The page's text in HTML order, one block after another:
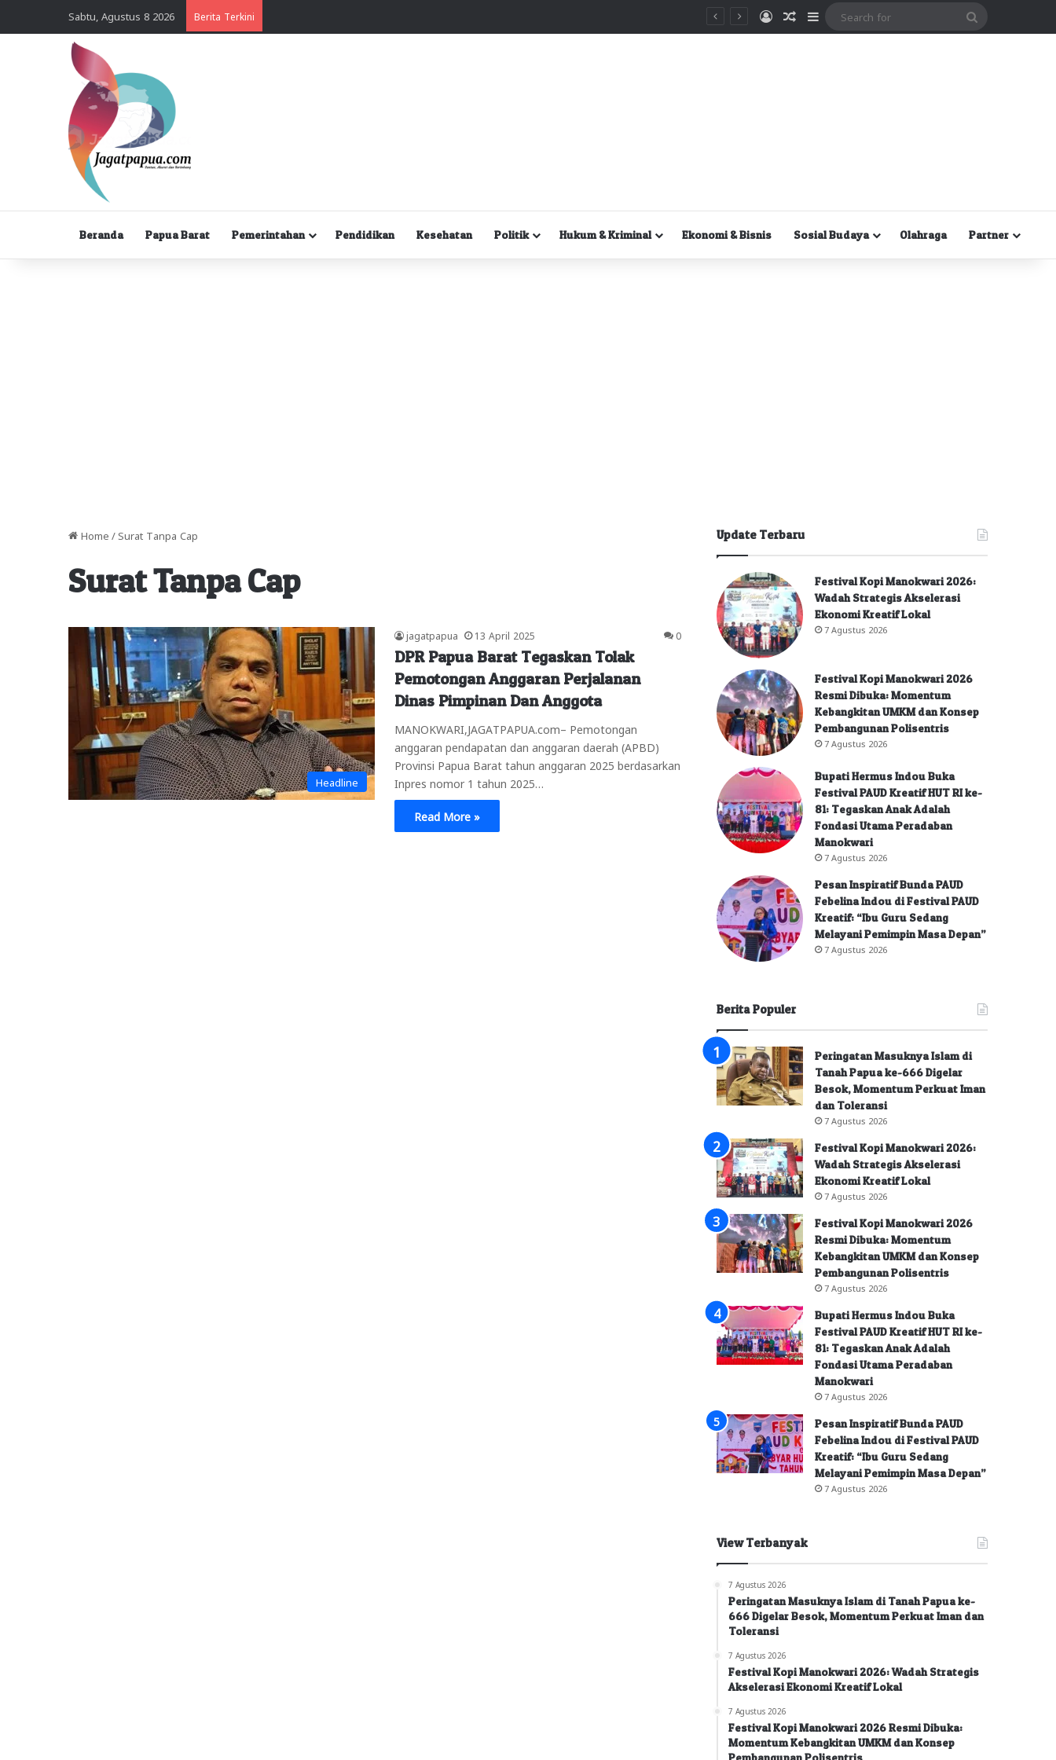
Sabtu, Agustus 8 2026 Berita Terkini MasukRandom Article
Sidebar
Beranda Papua Barat Pemerintahan Pendidikan Kesehatan Politik Hukum & Kriminal Ekonomi & Bisnis Sosial Budaya Olahraga Partner
Home / Surat Tanpa Cap
Surat Tanpa Cap
Headline
jagatpapua 13 April 2025 0
DPR Papua Barat Tegaskan Tolak
Pemotongan Anggaran Perjalanan
Dinas Pimpinan Dan Anggota
MANOKWARI,JAGATPAPUA.com– Pemotongan
anggaran pendapatan dan anggaran daerah (APBD)
Provinsi Papua Barat tahun anggaran 2025 berdasarkan
Inpres nomor 1 tahun 2025…
Read More »
Update Terbaru
Festival Kopi Manokwari 2026:
Wadah Strategis Akselerasi
Ekonomi Kreatif Lokal
7 Agustus 2026
Festival Kopi Manokwari 2026
Resmi Dibuka: Momentum
Kebangkitan UMKM dan Konsep
Pembangunan Polisentris
7 Agustus 2026
Bupati Hermus Indou Buka
Festival PAUD Kreatif HUT RI ke-
81: Tegaskan Anak Adalah
Fondasi Utama Peradaban
Manokwari
7 Agustus 2026
Pesan Inspiratif Bunda PAUD
Febelina Indou di Festival PAUD
Kreatif: “Ibu Guru Sedang
Melayani Pemimpin Masa Depan”
7 Agustus 2026
Berita Populer
Peringatan Masuknya Islam di
Tanah Papua ke-666 Digelar
Besok, Momentum Perkuat Iman
dan Toleransi
7 Agustus 2026
Festival Kopi Manokwari 2026:
Wadah Strategis Akselerasi
Ekonomi Kreatif Lokal
7 Agustus 2026
Festival Kopi Manokwari 2026
Resmi Dibuka: Momentum
Kebangkitan UMKM dan Konsep
Pembangunan Polisentris
7 Agustus 2026
Bupati Hermus Indou Buka
Festival PAUD Kreatif HUT RI ke-
81: Tegaskan Anak Adalah
Fondasi Utama Peradaban
Manokwari
7 Agustus 2026
Pesan Inspiratif Bunda PAUD
Febelina Indou di Festival PAUD
Kreatif: “Ibu Guru Sedang
Melayani Pemimpin Masa Depan”
7 Agustus 2026
View Terbanyak
7 Agustus 2026
Peringatan Masuknya Islam di Tanah Papua ke-
666 Digelar Besok, Momentum Perkuat Iman dan
Toleransi
7 Agustus 2026
Festival Kopi Manokwari 2026: Wadah Strategis
Akselerasi Ekonomi Kreatif Lokal
7 Agustus 2026
Festival Kopi Manokwari 2026 Resmi Dibuka:
Momentum Kebangkitan UMKM dan Konsep
Pembangunan Polisentris